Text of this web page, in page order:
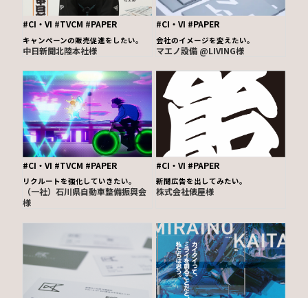
#CI・VI #TVCM #PAPER
キャンペーンの販売促進をしたい。
中日新聞北陸本社様
#CI・VI #PAPER
会社のイメージを変えたい。
マエノ設備 @LIVING様
#CI・VI #TVCM #PAPER
リクルートを強化していきたい。
（一社）石川県自動車整備振興会
様
#CI・VI #PAPER
新聞広告を出してみたい。
株式会社俵屋様